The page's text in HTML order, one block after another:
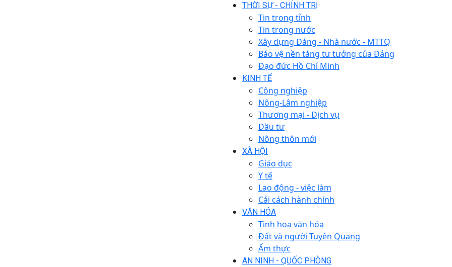
THỜI SỰ - CHÍNH TRỊ
Tin trong tỉnh
Tin trong nước
Xây dựng Đảng - Nhà nước - MTTQ
Bảo vệ nền tảng tư tưởng của Đảng
Đạo đức Hồ Chí Minh
KINH TẾ
Công nghiệp
Nông-Lâm nghiệp
Thương mại - Dịch vụ
Đầu tư
Nông thôn mới
XÃ HỘI
Giáo dục
Y tế
Lao động - việc làm
Cải cách hành chính
VĂN HÓA
Tinh hoa văn hóa
Đất và người Tuyên Quang
Ẩm thực
AN NINH - QUỐC PHÒNG